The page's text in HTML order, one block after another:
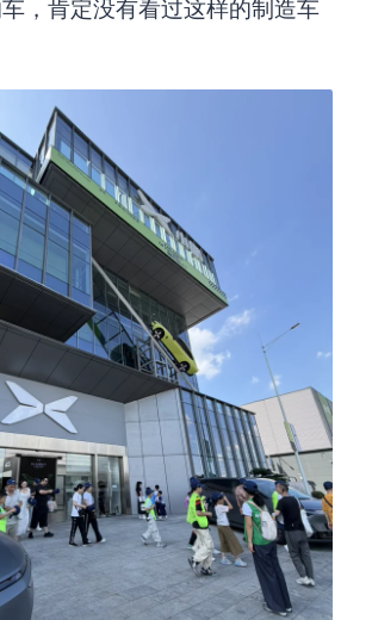
，肯定没有看过这样的制造车